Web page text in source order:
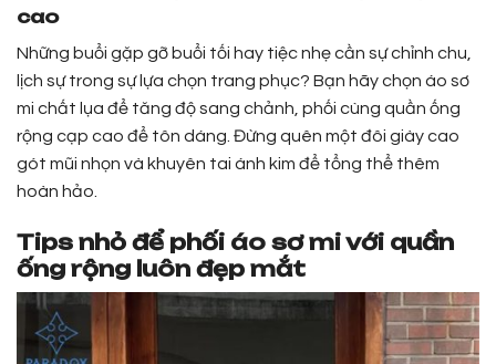
cao
Những buổi gặp gỡ buổi tối hay tiệc nhẹ cần sự chỉnh chu,
lịch sự trong sự lựa chọn trang phục? Bạn hãy chọn áo sơ
mi chất lụa để tăng độ sang chảnh, phối cùng quần ống
rộng cạp cao để tôn dáng. Đừng quên một đôi giày cao
gót mũi nhọn và khuyên tai ánh kim để tổng thể thêm
hoàn hảo.
Tips nhỏ để phối áo sơ mi với quần
ống rộng luôn đẹp mắt